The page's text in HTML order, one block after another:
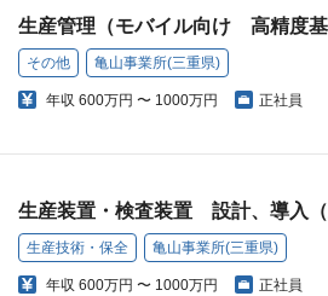
生産管理（モバイル向け 高精度
その他 亀山事業所(三重県)
年収 600万円 〜 1000万円 正社員
生産装置・検査装置 設計、導入
生産技術・保全 亀山事業所(三重県)
年収 600万円 〜 1000万円 正社員